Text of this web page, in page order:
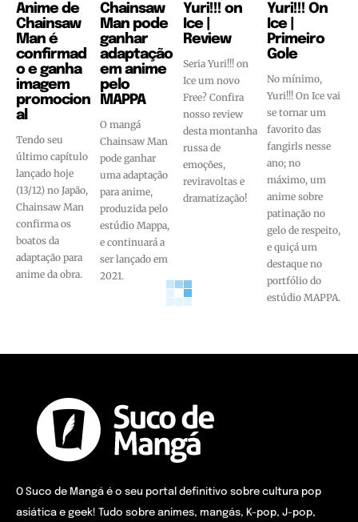
Anime de
Chainsaw
Man é
confirmad
o e ganha
imagem
promocion
al
Tendo seu
último capítulo
lançado hoje
(13/12) no Japão,
Chainsaw Man
confirma os
boatos da
adaptação para
anime da obra.
Chainsaw
Man pode
ganhar
adaptação
em anime
pelo
MAPPA
O mangá
Chainsaw Man
pode ganhar
uma adaptação
para anime,
produzida pelo
estúdio Mappa,
e continuará a
ser lançado em
2021.
Yuri!!! on
Ice |
Review
Seria Yuri!!! on
Ice um novo
Free? Confira
nosso review
desta montanha
russa de
emoções,
reviravoltas e
dramatização!
Yuri!!! On
Ice |
Primeiro
Gole
No mínimo,
Yuri!!! On Ice vai
se tornar um
favorito das
fangirls nesse
ano; no
máximo, um
anime sobre
patinação no
gelo de respeito,
e quiçá um
destaque no
portfólio do
estúdio MAPPA.
O Suco de Mangá é o seu portal definitivo sobre cultura pop
asiática e geek! Tudo sobre animes, mangás, K-pop, J-pop,